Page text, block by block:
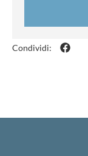
Condividi: